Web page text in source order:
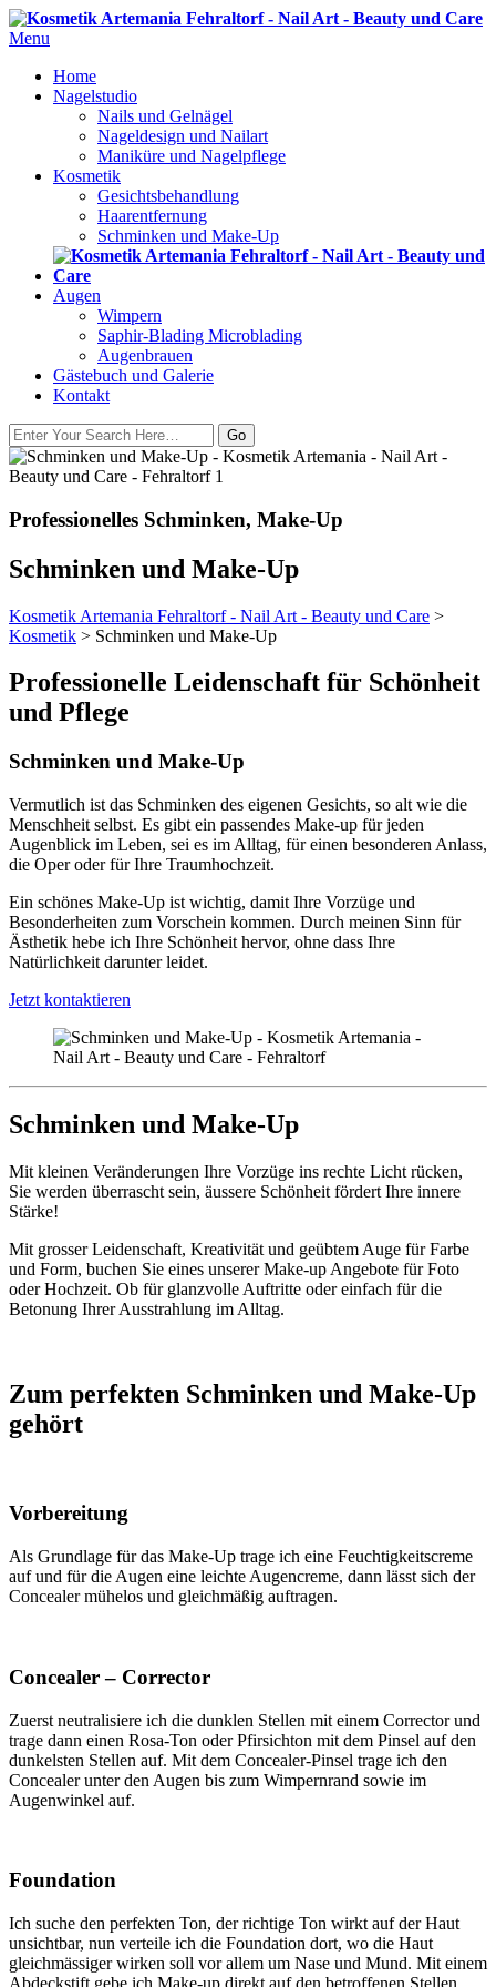
Menu
Home
Nagelstudio
Nails und Gelnägel
Nageldesign und Nailart
Maniküre und Nagelpflege
Kosmetik
Gesichtsbehandlung
Haarentfernung
Schminken und Make-Up
Augen
Wimpern
Saphir-Blading Microblading
Augenbrauen
Gästebuch und Galerie
Kontakt
Professionelles Schminken, Make-Up
Schminken und Make-Up
Kosmetik Artemania Fehraltorf - Nail Art - Beauty und Care >
Kosmetik > Schminken und Make-Up
Professionelle Leidenschaft für Schönheit
und Pflege
Schminken und Make-Up
Vermutlich ist das Schminken des eigenen Gesichts, so alt wie die
Menschheit selbst. Es gibt ein passendes Make-up für jeden
Augenblick im Leben, sei es im Alltag, für einen besonderen Anlass,
die Oper oder für Ihre Traumhochzeit.
Ein schönes Make-Up ist wichtig, damit Ihre Vorzüge und
Besonderheiten zum Vorschein kommen. Durch meinen Sinn für
Ästhetik hebe ich Ihre Schönheit hervor, ohne dass Ihre
Natürlichkeit darunter leidet.
Jetzt kontaktieren
Schminken und Make-Up
Mit kleinen Veränderungen Ihre Vorzüge ins rechte Licht rücken,
Sie werden überrascht sein, äussere Schönheit fördert Ihre innere
Stärke!
Mit grosser Leidenschaft, Kreativität und geübtem Auge für Farbe
und Form, buchen Sie eines unserer Make-up Angebote für Foto
oder Hochzeit. Ob für glanzvolle Auftritte oder einfach für die
Betonung Ihrer Ausstrahlung im Alltag.
Zum perfekten Schminken und Make-Up
gehört
Vorbereitung
Als Grundlage für das Make-Up trage ich eine Feuchtigkeitscreme
auf und für die Augen eine leichte Augencreme, dann lässt sich der
Concealer mühelos und gleichmäßig auftragen.
Concealer – Corrector
Zuerst neutralisiere ich die dunklen Stellen mit einem Corrector und
trage dann einen Rosa-Ton oder Pfirsichton mit dem Pinsel auf den
dunkelsten Stellen auf. Mit dem Concealer-Pinsel trage ich den
Concealer unter den Augen bis zum Wimpernrand sowie im
Augenwinkel auf.
Foundation
Ich suche den perfekten Ton, der richtige Ton wirkt auf der Haut
unsichtbar, nun verteile ich die Foundation dort, wo die Haut
gleichmässiger wirken soll vor allem um Nase und Mund. Mit einem
Abdeckstift gebe ich Make-up direkt auf den betroffenen Stellen,